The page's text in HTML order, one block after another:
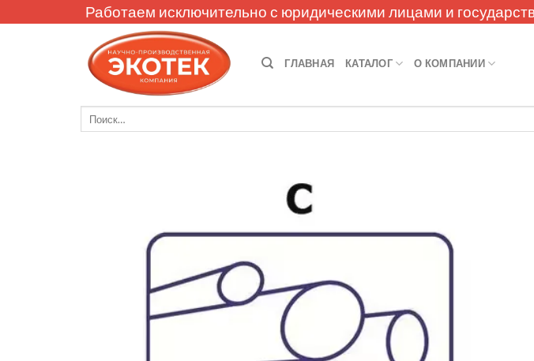
to
Работаем исключительно с юридическими лицами и
ГЛАВНАЯ КАТАЛОГ О КОМПАНИИ